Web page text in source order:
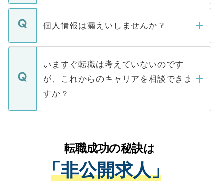
ません。
■応募殺到を避けるため 人気のある医療機
関を公にしてしまうと、応募が殺到する場
に、医療機関が求める条件に合った人材の
みを人材紹介会社に依頼するケースが増え
ています。
転職・入職を強要することは一切ありませ
ん。また、仮に応募先から内定をいただい
定を承諾する必要はありません。内定先へ
の辞退の連絡はキャリアパートナーが行い
個人情報は漏えいしませんか？
個人情報が漏えいすることはありませんの
で、ご安心ください。当サイトからの登録
などで収集したご登録者様の個人情報は、
ご本人のキャリアアップおよび転職活動の
支援を目的に使用いたします。お預かりし
ているすべての個人データはご本人の許可
は、個人情報の取り扱いについての厳密な
管理基準を満たした事業者のみに付与され
る、プライバシーマークを取得済みです。
いますぐ転職は考えていないのです
が、これからのキャリアを相談できま
すか？
かがいして、現在の医療機関の状況や紹介
経験をまじえながら、適切なアドバイスを
させていただきます。すぐにご転職をされ
ない方には、長期的なサポートが可能です
転職成功の秘訣は
「非公開求人」